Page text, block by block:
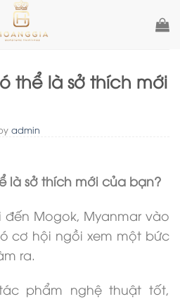
thể là sở thích mới
admin
là sở thích mới của bạn?
đến Mogok, Myanmar vào
cơ hội ngồi xem một bức
ra.
phẩm nghệ thuật tốt,